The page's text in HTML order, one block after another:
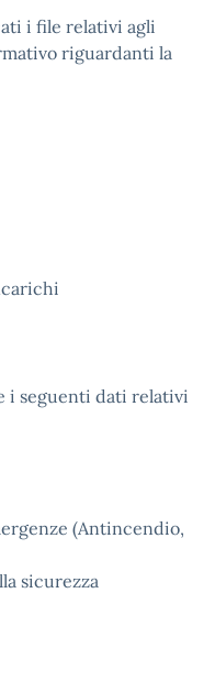
i file relativi agli
riguardanti la
i seguenti dati relativi
(Antincendio,
sicurezza